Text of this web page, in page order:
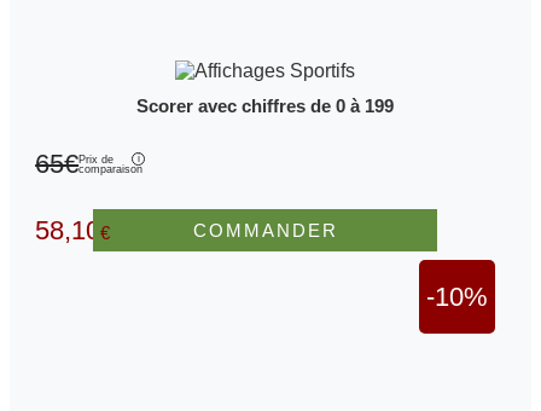
Scorer avec chiffres de 0 à 199
65€Prix de
comparaison
58,10€
-10%
COMMANDER